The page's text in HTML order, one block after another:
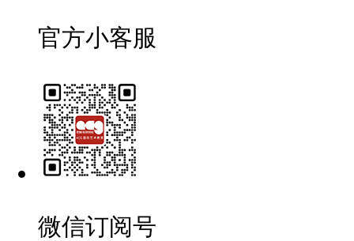
官方小客服
微信订阅号